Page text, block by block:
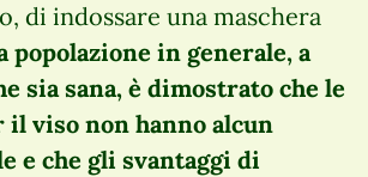
di indossare una maschera
popolazione in generale, a
sia sana, è dimostrato che le
il viso non hanno alcun
e che gli svantaggi di